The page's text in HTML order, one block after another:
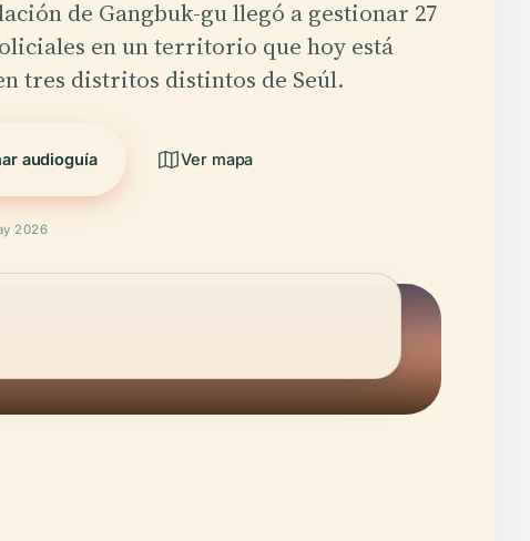
de Gangbuk-gu llegó a gestionar 27
en un territorio que hoy está
tres distritos distintos de Seúl.
audioguía Ver mapa
2026